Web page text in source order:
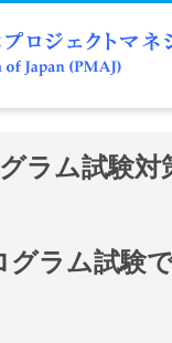
ラム試験対
グラム試験